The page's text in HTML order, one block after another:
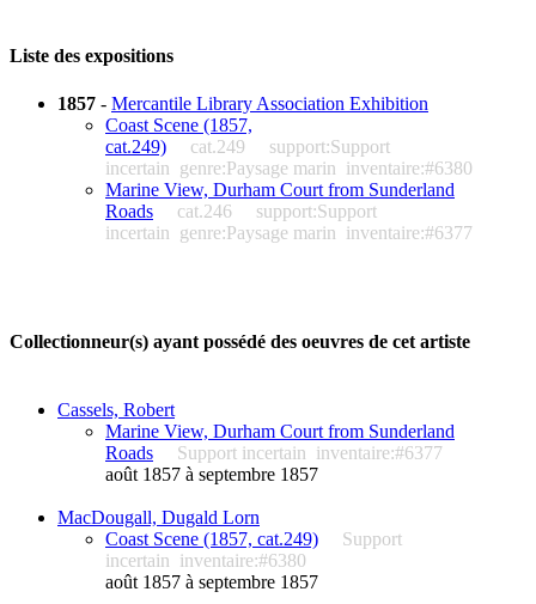
Liste des expositions
1857 - Mercantile Library Association Exhibition
Coast Scene (1857,
cat.249)
cat.249
support:Support
incertain genre:Paysage marin inventaire:#6380
Marine View, Durham Court from Sunderland
Roads
cat.246
support:Support
incertain genre:Paysage marin inventaire:#6377
Collectionneur(s) ayant possédé des oeuvres de cet artiste
Cassels, Robert
Marine View, Durham Court from Sunderland
Roads
Support incertain inventaire:#6377
août 1857 à septembre 1857
MacDougall, Dugald Lorn
Coast Scene (1857, cat.249)
Support
incertain inventaire:#6380
août 1857 à septembre 1857